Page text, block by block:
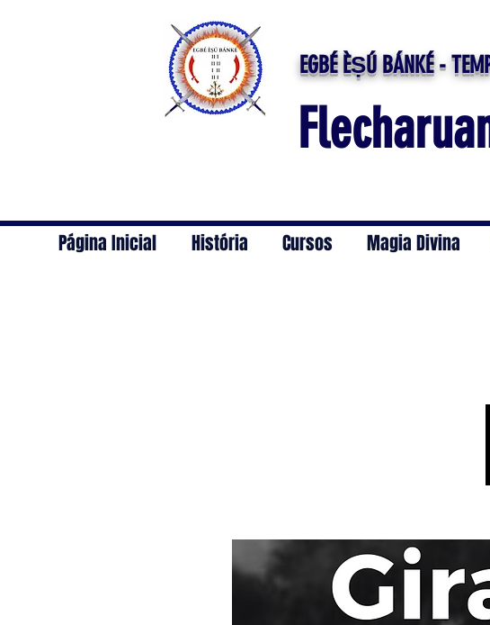
EGBÉ ÈṢÚ BÁNKÉ -
Página Inicial História Cursos Magia Divina